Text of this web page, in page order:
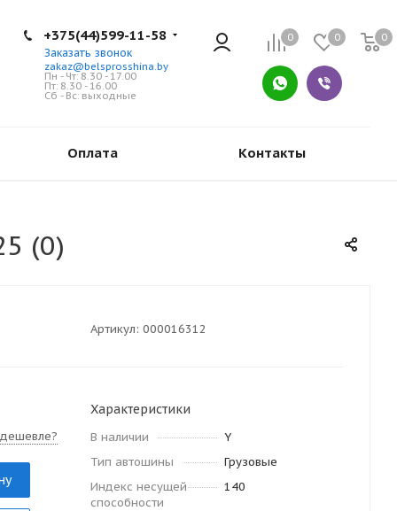
0 0 0
+375(44)599-11-58
Заказать звонок
zakaz@belsprosshina.by
Пн - Чт: 8.30 - 17.00
Пт: 8.30 - 16.00
Сб - Вс: выходные
Оплата Контакты
(0)
Артикул: 000016312
Характеристики
В наличии
Y
Тип автошины
Грузовые
Индекс несущей
способности
140